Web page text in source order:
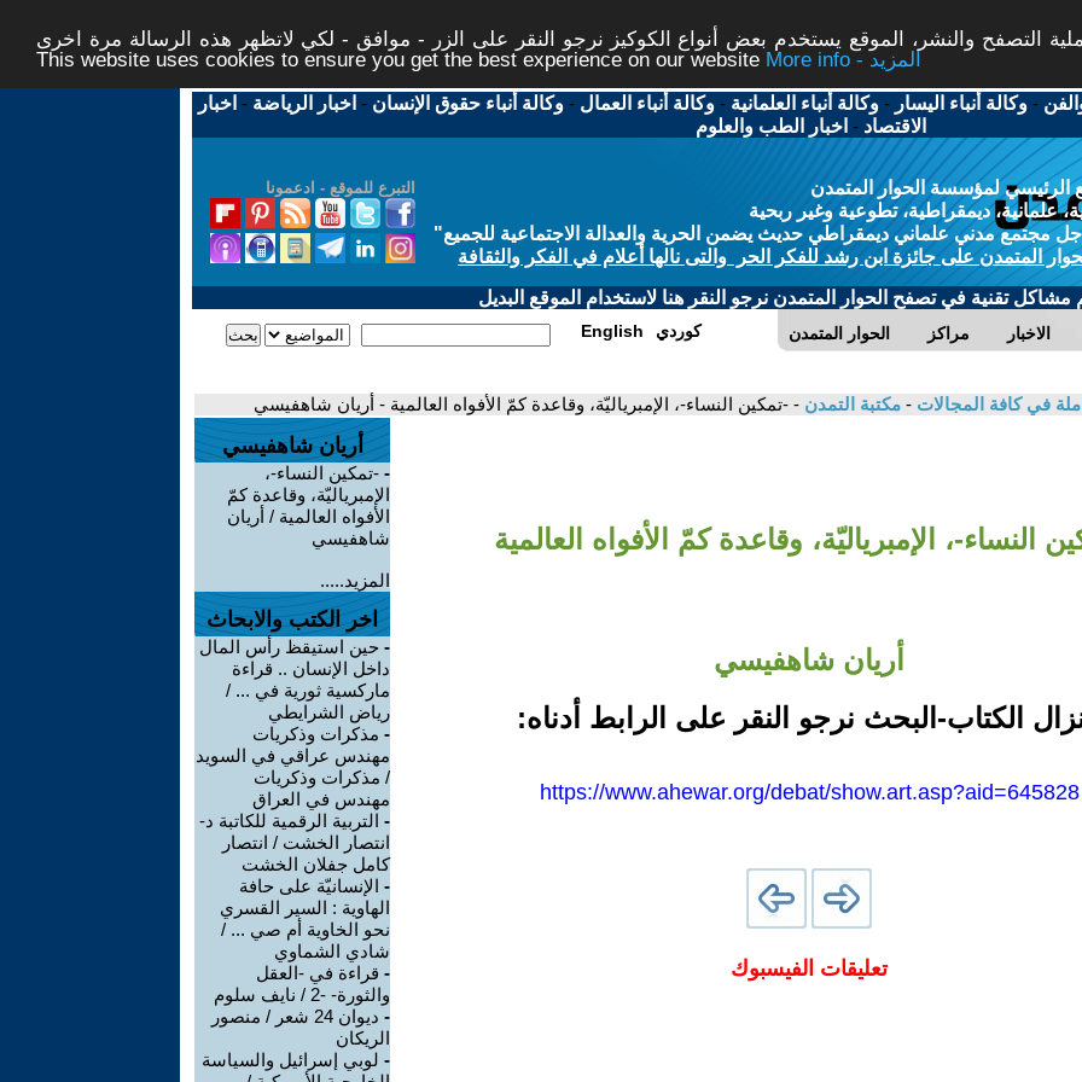
التصفح والنشر، الموقع يستخدم بعض أنواع الكوكيز نرجو النقر على الزر - موافق - لكي لاتظهر هذه الرسالة مرة اخرى -
This website uses cookies to ensure you get the best experience on our website
More info - المزيد
-وكالة أنباء اليسار -وكالة أنباء العلمانية -وكالة أنباء العمال -وكالة أنباء حقوق الإنسان - اخبار الرياضة - اخبار
الاقتصاد - اخبار الطب والعلوم
التبرع للموقع - ادعمونا
الرئيسي لمؤسسة الحوار المتمدن
علمانية، ديمقراطية، تطوعية وغير ربحية
مجتمع مدني علماني ديمقراطي حديث يضمن الحرية والعدالة الاجتماعية للجميع"
المتمدن على جائزة ابن رشد للفكر الحر والتى نالها أعلام في الفكر والثقافة
مشاكل تقنية في تصفح الحوار المتمدن نرجو النقر هنا لاستخدام الموقع البديل
الحوار المتمدن مراكز الاخبار English كوردي
في كافة المجالات - مكتبة التمدن - -تمكين النساء-، الإمبرياليّة، وقاعدة كمّ الأفواه العالمية - أريان شاهفيسي
النساء-، الإمبرياليّة، وقاعدة كمّ الأفواه العالمية
أريان شاهفيسي
الكتاب-البحث نرجو النقر على الرابط أدناه:
https://www.ahewar.org/debat/show.art.asp?aid=645828
تعليقات الفيسبوك
أريان شاهفيسي
- -تمكين النساء-،
الإمبرياليّة، وقاعدة كمّ
الأفواه العالمية / أريان
شاهفيسي
المزيد.....
اخر الكتب والابحاث
- حين استيقظ رأس المال
داخل الإنسان .. قراءة
ماركسية ثورية في ... /
رياض الشرايطي
- مذكرات وذكريات
مهندس عراقي في السويد
/ مذكرات وذكريات
مهندس في العراق
- التربية الرقمية للكاتبة د-
انتصار الخشت / انتصار
كامل جفلان الخشت
- الإنسانيّة على حافة
الهاوية : السير القسري
نحو الخاوية أم صي ... /
شادي الشماوي
- قراءة في -العقل
والثورة- -2 / نايف سلوم
-
ديوان 24 شعر / منصور
الريكان
- لوبي إسرائيل والسياسة